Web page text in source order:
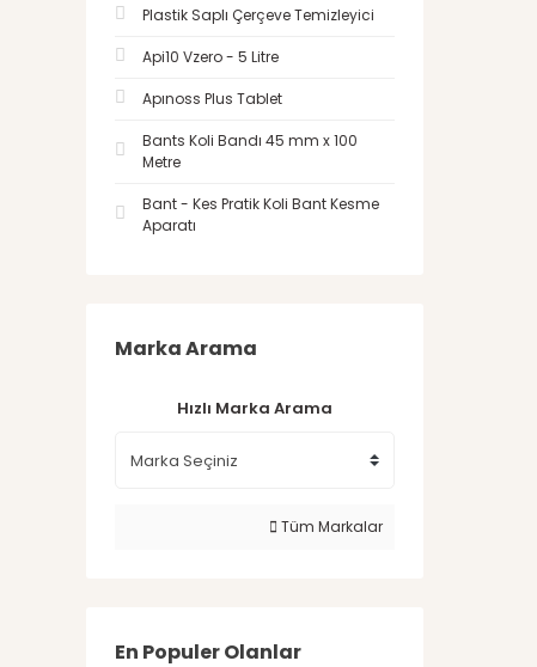
Plastik Saplı Çerçeve Temizleyici
Api10 Vzero - 5 Litre
Apınoss Plus Tablet
Bants Koli Bandı 45 mm x 100
Metre
Bant - Kes Pratik Koli Bant Kesme
Aparatı
Marka Arama
Hızlı Marka Arama
Tüm Markalar
En Populer Olanlar